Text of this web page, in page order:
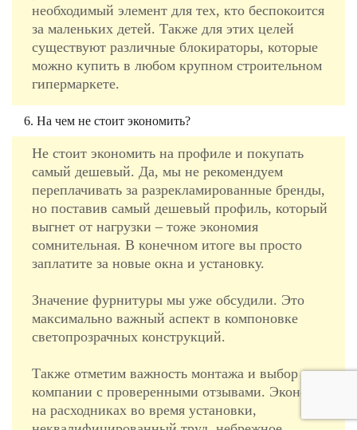
необходимый элемент для тех, кто беспокоится
за маленьких детей. Также для этих целей
существуют различные блокираторы, которые
можно купить в любом крупном строительном
гипермаркете.
6. На чем не стоит экономить?
Не стоит экономить на профиле и покупать
самый дешевый. Да, мы не рекомендуем
переплачивать за разрекламированные бренды,
но поставив самый дешевый профиль, который
выгнет от нагрузки – тоже экономия
сомнительная. В конечном итоге вы просто
заплатите за новые окна и установку.
Значение фурнитуры мы уже обсудили. Это
максимально важный аспект в компоновке
светопрозрачных конструкций.
Также отметим важность монтажа и выбор
компании с проверенными отзывами. Экономия
на расходниках во время установки,